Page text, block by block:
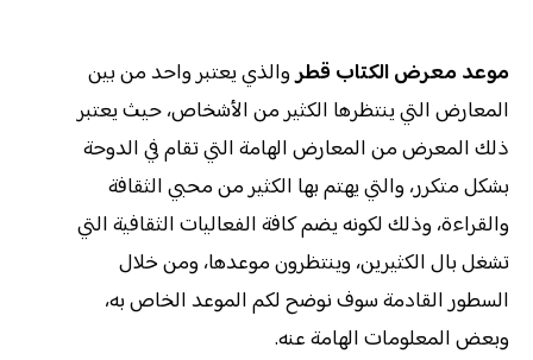
موعد معرض الكتاب قطروالذي يعتبر واحد من بين
المعارض التي ينتظرها الكثير من الأشخاص، حيث يعتبر
ذلك المعرض من المعارض الهامة التي تقام في الدوحة
بشكل متكرر، والتي يهتم بها الكثير من محبي الثقافة
والقراءة، وذلك لكونه يضم كافة الفعاليات الثقافية التي
تشغل بال الكثيرين، وينتظرون موعدها، ومن خلال
السطور القادمة سوف نوضح لكم الموعد الخاص به،
وبعض المعلومات الهامة عنه.